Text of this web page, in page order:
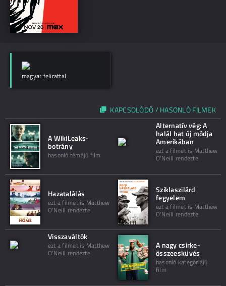
magyar felirattal
KAPCSOLÓDÓ / HASONLÓ FILMEK
A WikiLeaks-
botrány
hasonló témájú film
Alternatív vég: A
halál hat új módja
Amerikában
ezt a filmet is Matthew
O'Neill rendezte
Hazatalálás
ezt a filmet is Matthew
O'Neill rendezte
Sziklaszilárd
fegyelem
ezt a filmet is Matthew
O'Neill rendezte
Visszaváltók
ezt a filmet is Matthew
O'Neill rendezte
A nagy csirke-
összeesküvés
hasonló kategóriájú
film